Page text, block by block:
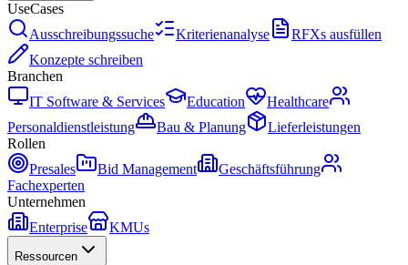
UseCases
Ausschreibungssuche
Kriterienanalyse
RFXs ausfüllen
Konzepte schreiben
Branchen
IT Software & Services
Education
Healthcare
Personaldienstleistung
Bau & Planung
Lieferleistungen
Rollen
Presales
Bid Management
Geschäftsführung
Fachexperten
Unternehmen
Enterprise
KMUs
Ressourcen